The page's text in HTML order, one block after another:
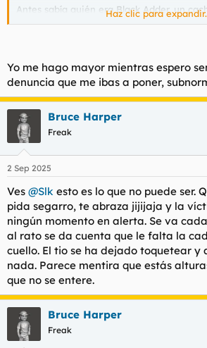
Antes sabía quién era Black Adder, un
una tía buena leída. Moporday, un inglés
Hoy me encuentro con gente o nicks como
guardián... que suelen darme likes.
Con un tío que se llama Troy no sé qué,
pero alguna vez le he tenido que meter la
porque es alguien que sale de la nada y
Chalados como el socio de Diego, Pardillo
ostias, que son asquerosamente ineptos y
dónde salen ni con quién han empatado.
No veo personalidades carismáticas,
identificables.
No veo ninguna forma en vosotros.
Entrar aquí es como tratar con una
Haz clic para
Yo me hago mayor mientras espero
denuncia que me ibas a poner,
Bruce Harper
Freak
2 Sep 2025
Ves @Slk esto es lo que no puede ser.
pida segarro, te abraza jijijaja y la
ningún momento en alerta. Se va
al rato se da cuenta que le falta la
cuello. El tio se ha dejado toquetear y
nada. Parece mentira que estás
que no se entere.
Bruce Harper
Freak